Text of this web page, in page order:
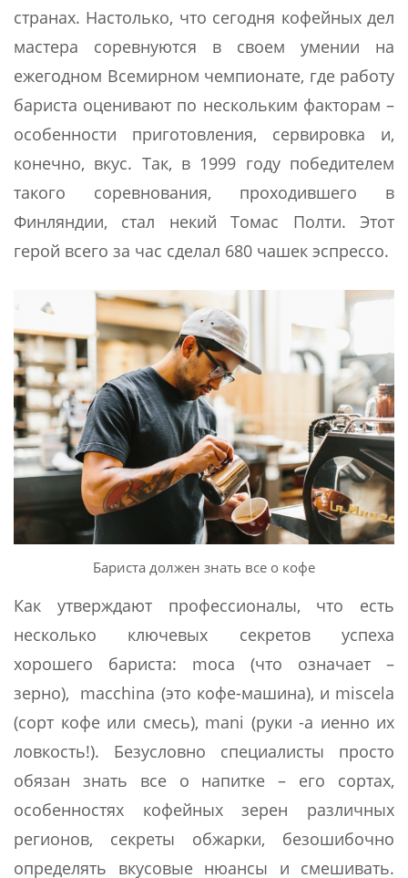
странах. Настолько, что сегодня кофейных дел
мастера соревнуются в своем умении на
ежегодном Всемирном чемпионате, где работу
бариста оценивают по нескольким факторам –
особенности приготовления, сервировка и,
конечно, вкус. Так, в 1999 году победителем
такого соревнования, проходившего в
Финляндии, стал некий Томас Полти. Этот
герой всего за час сделал 680 чашек эспрессо.
Бариста должен знать все о кофе
Как утверждают профессионалы, что есть
несколько ключевых секретов успеха
хорошего бариста: moca (что означает –
зерно), macchina (это кофе-машина), и miscela
(сорт кофе или смесь), mani (руки -а иенно их
ловкость!). Безусловно специалисты просто
обязан знать все о напитке – его сортах,
особенностях кофейных зерен различных
регионов, секреты обжарки, безошибочно
определять вкусовые нюансы и смешивать.